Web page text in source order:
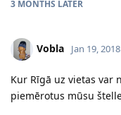
3 MONTHS LATER
Vobla Jan 19, 2018
Kur Rīgā uz vietas var
piemērotus mūsu